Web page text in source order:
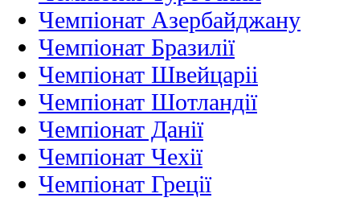
Чемпіонат Азербайджану
Чемпіонат Бразилії
Чемпіонат Швейцаріі
Чемпіонат Шотландії
Чемпіонат Данії
Чемпіонат Чехії
Чемпіонат Греції